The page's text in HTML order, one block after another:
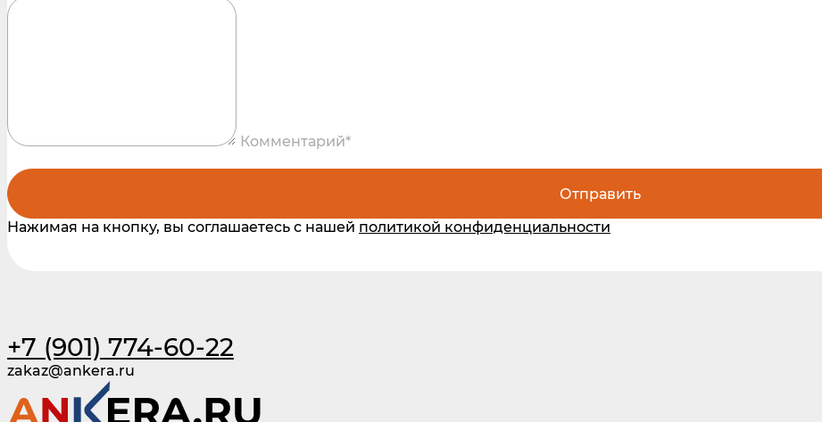
Комментарий*
Отправить
Нажимая на кнопку, вы соглашаетесь с нашей политикой конфиденциальности
+7 (901) 774-60-22
zakaz@ankera.ru